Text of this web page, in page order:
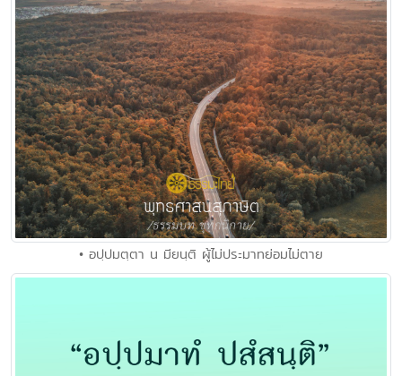
• อปฺปมตฺตา น มียนฺติ ผู้ไม่ประมาทย่อมไม่ตาย